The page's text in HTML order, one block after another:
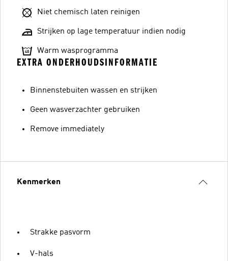
Niet chemisch laten reinigen
Strijken op lage temperatuur indien nodig
Warm wasprogramma
EXTRA ONDERHOUDSINFORMATIE
Binnenstebuiten wassen en strijken
Geen wasverzachter gebruiken
Remove immediately
Kenmerken
Strakke pasvorm
V-hals